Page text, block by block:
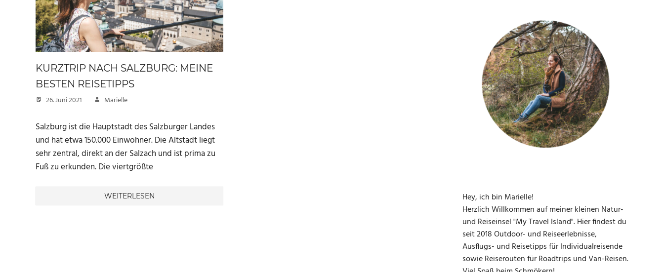
KURZTRIP NACH SALZBURG: MEINE
BESTEN REISETIPPS
26. Juni 2021 Marielle
Salzburg ist die Hauptstadt des Salzburger Landes
und hat etwa 150.000 Einwohner. Die Altstadt liegt
sehr zentral, direkt an der Salzach und ist prima zu
Fuß zu erkunden. Die viertgrößte
WEITERLESEN
Hey, ich bin Marielle!
Herzlich Willkommen auf meiner kleinen Natur-
und Reiseinsel "My Travel Island". Hier findest du
seit 2018 Outdoor- und Reiseerlebnisse,
Ausflugs- und Reisetipps für Individualreisende
sowie Reiserouten für Roadtrips und Van-Reisen.